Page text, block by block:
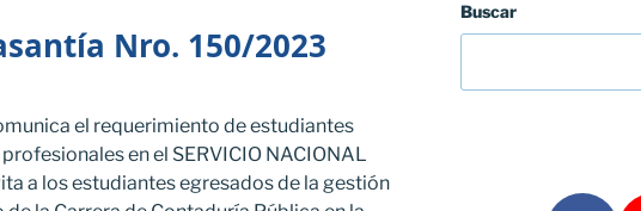
Nro. 150/2023
el requerimiento de estudiantes
en el SERVICIO NACIONAL
a los estudiantes egresados de la gestión
Buscar